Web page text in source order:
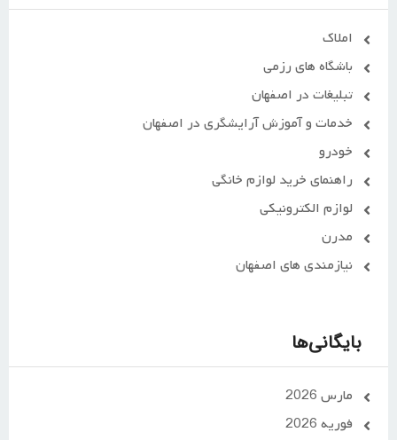
املاک
باشگاه های رزمی
تبلیغات در اصفهان
خدمات و آموزش آرایشگری در اصفهان
خودرو
راهنمای خرید لوازم خانگی
لوازم الکترونیکی
مدرن
نیازمندی های اصفهان
بایگانی‌ها
مارس 2026
فوریه 2026